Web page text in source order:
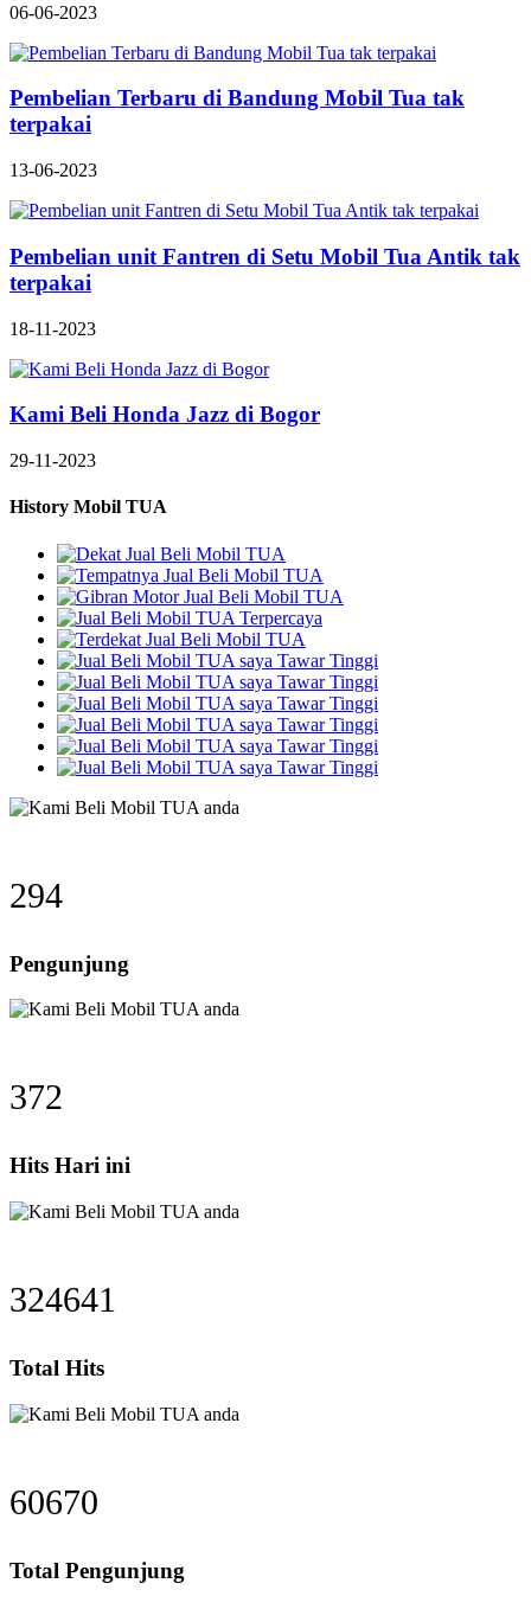
06-06-2023
Pembelian Terbaru di Bandung Mobil Tua tak
terpakai
13-06-2023
Pembelian unit Fantren di Setu Mobil Tua Antik tak
terpakai
18-11-2023
Kami Beli Honda Jazz di Bogor
29-11-2023
History Mobil TUA
377
Pengunjung
477
Hits Hari ini
415497
Total Hits
77649
Total Pengunjung